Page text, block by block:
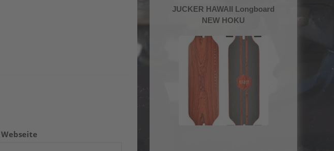
JUCKER HAWAII Longboard
NEW HOKU